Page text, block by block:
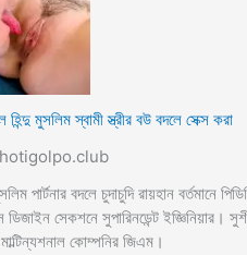
হিন্দু মুসলিম স্বামী স্ত্রীর বউ বদলে সেক্স করা
পার্টনার বদলে চুদাচুদি রায়হান বর্তমানে
সেকশনে সুপারিনডেন্ট ইজ্ঞিনিয়ার।
কোম্পনির জিএম।